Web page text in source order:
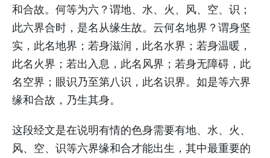
和合故。何等为六？谓地、水、火、风、空、识；
此六界合时，是名从缘生故。云何名地界？谓身坚
实，此名地界；若身滋润，此名水界；若身温暖，
此名火界；若出入息，此名风界；若身无障碍，此
名空界；眼识乃至第八识，此名识界。如是等六界
缘和合故，乃生其身。
这段经文是在说明有情的色身需要有地、水、火、
风、空、识等六界缘和合才能出生，其中最重要的